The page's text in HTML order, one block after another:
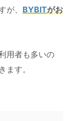
が、 BYBITがお
用者も多いの
ます。